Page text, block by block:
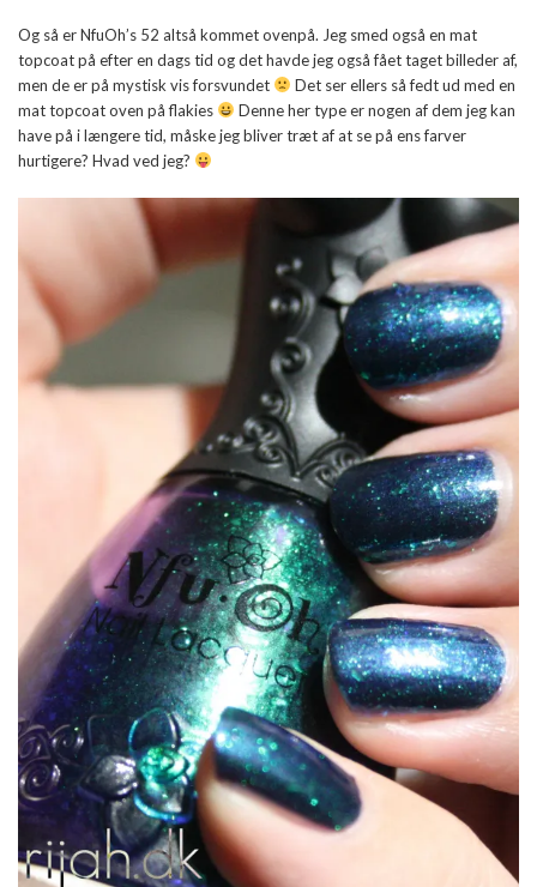
Og så er NfuOh’s 52 altså kommet ovenpå. Jeg smed også en mat
topcoat på efter en dags tid og det havde jeg også fået taget billeder af,
men de er på mystisk vis forsvundet
Det ser ellers så fedt ud med en
mat topcoat oven på flakies
Denne her type er nogen af dem jeg kan
have på i længere tid, måske jeg bliver træt af at se på ens farver
hurtigere? Hvad ved jeg?